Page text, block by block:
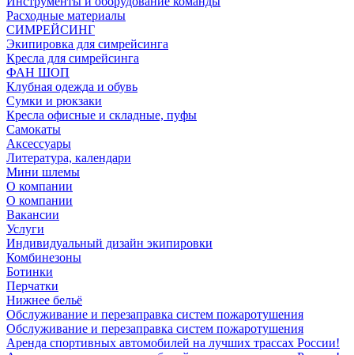
Расходные материалы
СИМРЕЙСИНГ
Экипировка для симрейсинга
Кресла для симрейсинга
ФАН ШОП
Клубная одежда и обувь
Сумки и рюкзаки
Кресла офисные и складные, пуфы
Самокаты
Аксессуары
Литература, календари
Мини шлемы
О компании
О компании
Вакансии
Услуги
Индивидуальный дизайн экипировки
Комбинезоны
Ботинки
Перчатки
Нижнее бельё
Обслуживание и перезаправка систем пожаротушения
Обслуживание и перезаправка систем пожаротушения
Аренда спортивных автомобилей на лучших трассах России!